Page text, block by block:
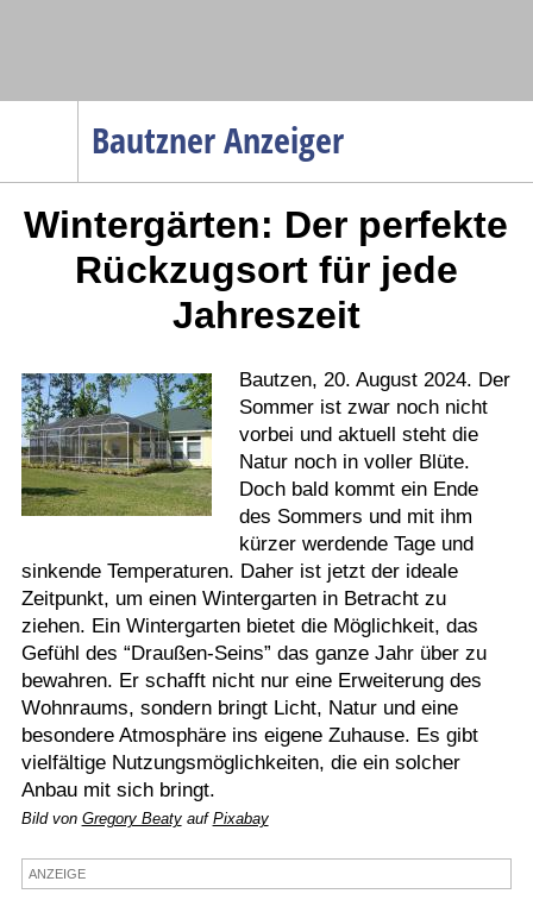
Bautzner Anzeiger
Menüpunkte
Politik
Gesellschaft
Verkehr
Gesundheit
Kultur
Termine
Kostenlos
Wintergärten: Der perfekte
Rückzugsort für jede
Jahreszeit
Bautzen, 20. August 2024. Der
Sommer ist zwar noch nicht
vorbei und aktuell steht die
Natur noch in voller Blüte.
Doch bald kommt ein Ende
des Sommers und mit ihm
kürzer werdende Tage und
sinkende Temperaturen. Daher ist jetzt der ideale
Zeitpunkt, um einen Wintergarten in Betracht zu
ziehen. Ein Wintergarten bietet die Möglichkeit, das
Gefühl des “Draußen-Seins” das ganze Jahr über zu
bewahren. Er schafft nicht nur eine Erweiterung des
Wohnraums, sondern bringt Licht, Natur und eine
besondere Atmosphäre ins eigene Zuhause. Es gibt
vielfältige Nutzungsmöglichkeiten, die ein solcher
Anbau mit sich bringt.
Bild von Gregory Beatyauf Pixabay
ANZEIGE